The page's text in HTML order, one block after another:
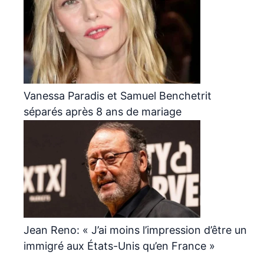
Vanessa Paradis et Samuel Benchetrit
séparés après 8 ans de mariage
Jean Reno: « J’ai moins l’impression d’être un
immigré aux États-Unis qu’en France »